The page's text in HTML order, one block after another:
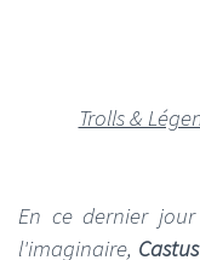
Trolls &
En ce dernier
l'imaginaire,